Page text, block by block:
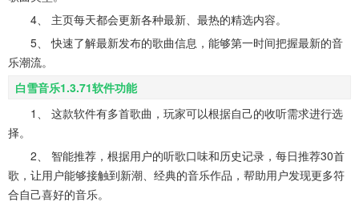
4、 主页每天都会更新各种最新、最热的精选内容。
5、 快速了解最新发布的歌曲信息，能够第一时间把握最新的音
乐潮流。
白雪音乐1.3.71软件功能
1、 这款软件有多首歌曲，玩家可以根据自己的收听需求进行选
择。
2、 智能推荐，根据用户的听歌口味和历史记录，每日推荐30首
歌，让用户能够接触到新潮、经典的音乐作品，帮助用户发现更多符
合自己喜好的音乐。